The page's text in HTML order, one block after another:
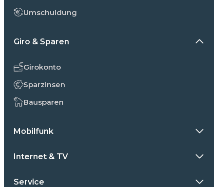
Umschuldung
Giro & Sparen
Girokonto
Sparzinsen
Bausparen
Mobilfunk
Internet & TV
Service